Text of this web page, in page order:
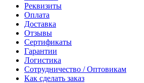
Реквизиты
Оплата
Доставка
Отзывы
Сертификаты
Гарантии
Логистика
Сотрудничество / Оптовикам
Как сделать заказ